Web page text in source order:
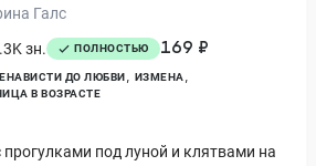
Галс
зн.
ПОЛНОСТЬЮ 169 ₽
ДО ЛЮБВИ
ИЗМЕНА
В ВОЗРАСТЕ
под луной и клятвами на